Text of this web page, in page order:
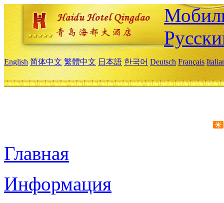
English 简体中文 繁體中文 日本語 한국어 Deutsch Français
Главная
Информация